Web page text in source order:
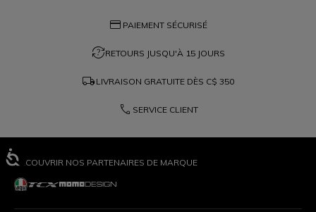
credit_card PAIEMENT SÉCURISÉ
question_exchangeRETOURS JUSQU'À 15 JOURS
local_shipping LIVRAISON GRATUITE DÈS C$ 350
phone SERVICE CLIENT
DÉCOUVRIR NOS PARTENAIRES DE MARQUE